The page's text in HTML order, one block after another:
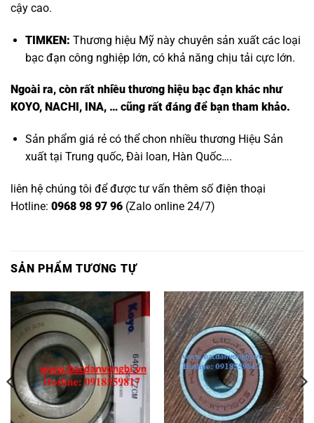
cậy cao.
TIMKEN: Thương hiệu Mỹ này chuyên sản xuất các loại
bạc đạn công nghiệp lớn, có khả năng chịu tải cực lớn.
Ngoài ra, còn rất nhiều thương hiệu bạc đạn khác như
KOYO, NACHI, INA, … cũng rất đáng để bạn tham khảo.
Sản phẩm giá rẻ có thể chon nhiều thương Hiệu Sản
xuất tại Trung quốc, Đài loan, Hàn Quốc….
liên hệ chúng tôi để được tư vấn thêm số điện thoại
Hotline: 0968 98 97 96 (Zalo online 24/7)
SẢN PHẨM TƯƠNG TỰ